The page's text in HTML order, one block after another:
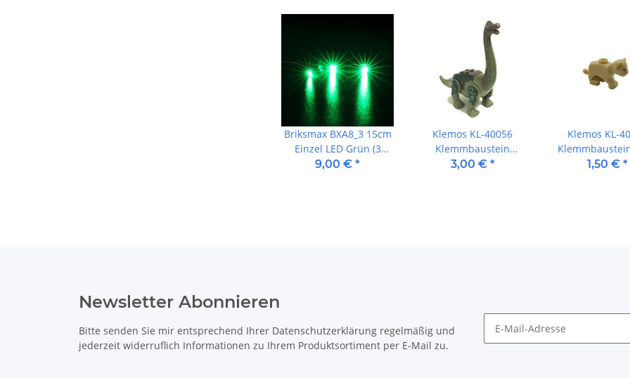
Briksmax BXA8_3 15cm
Einzel LED Grün (3
Stück)
9,00 € *
Klemos KL-40056
Klemmbaustein
Dinosaurier Gobititan
3,00 € *
Klemos KL-
Löwe
1,50 € *
Newsletter Abonnieren
Bitte senden Sie mir entsprechend Ihrer Datenschutzerklärung regelmäßig und
jederzeit widerruflich Informationen zu Ihrem Produktsortiment per E-Mail zu.